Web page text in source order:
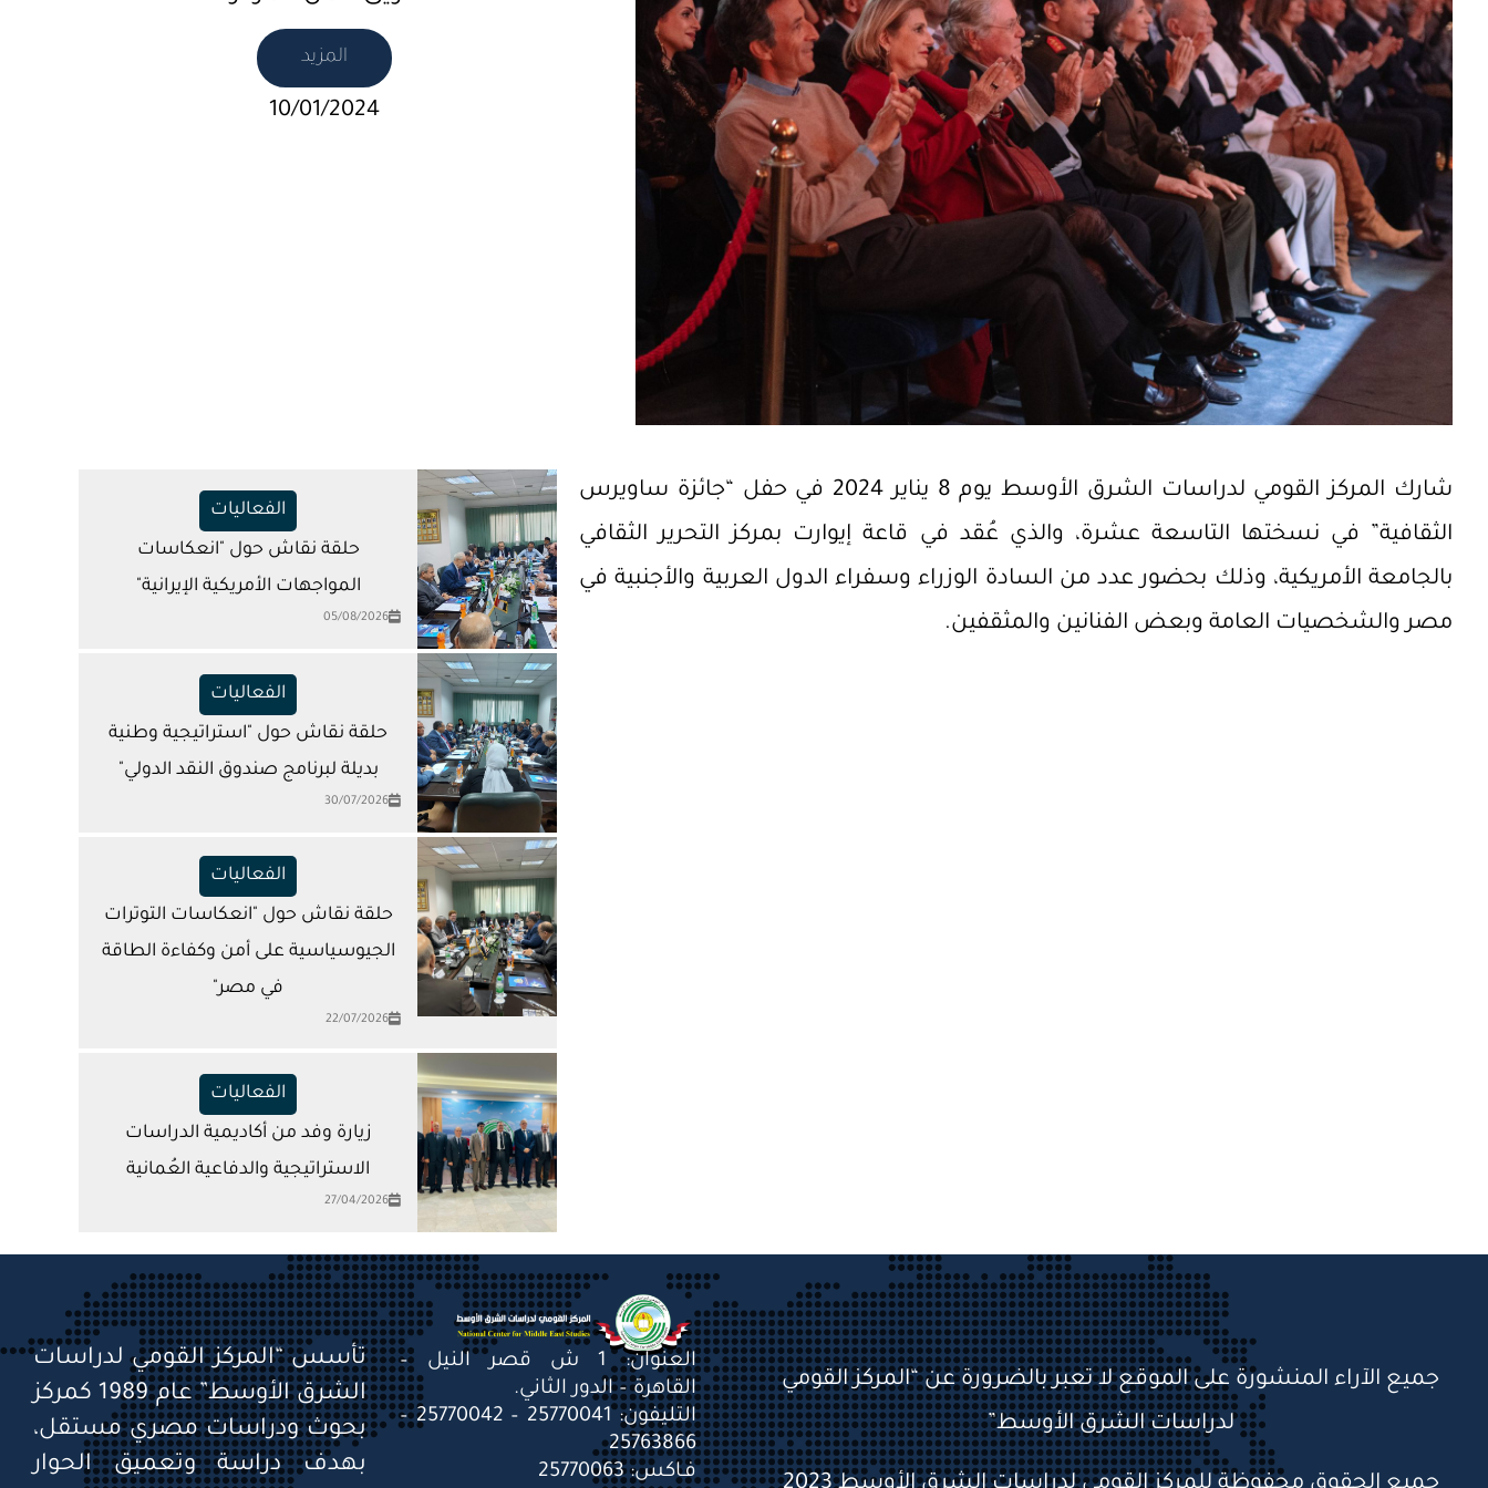
المزيد
10/01/2024
شارك المركز القومي لدراسات الشرق الأوسط يوم 8 يناير 2024 في حفل “جائزة ساويرس
الثقافية” في نسختها التاسعة عشرة، والذي عُقد في قاعة إيوارت بمركز التحرير الثقافي
بالجامعة الأمريكية، وذلك بحضور عدد من السادة الوزراء وسفراء الدول العربية والأجنبية في
مصر والشخصيات العامة وبعض الفنانين والمثقفين.
الفعاليات
حلقة نقاش حول "انعكاسات
المواجهات الأمريكية الإيرانية"
05/08/2026
الفعاليات
حلقة نقاش حول "استراتيجية وطنية
بديلة لبرنامج صندوق النقد الدولي"
30/07/2026
الفعاليات
حلقة نقاش حول "انعكاسات التوترات
الجيوسياسية على أمن وكفاءة الطاقة
في مصر"
22/07/2026
الفعاليات
زيارة وفد من أكاديمية الدراسات
الاستراتيجية والدفاعية العُمانية
27/04/2026
العنوان: 1 ش قصر النيل –
القاهرة – الدور الثاني.
التليفون: 25770041 – 25770042 –
25763866
فـاكس: 25770063
تأسس “المركز القومي لدراسات
الشرق الأوسط” عام 1989 كمركز
بحوث ودراسات مصري مستقل،
بهدف دراسة وتعميق الحوار
جميع الآراء المنشورة على الموقع لا تعبر بالضرورة عن “المركز القومي
لدراسات الشرق الأوسط”